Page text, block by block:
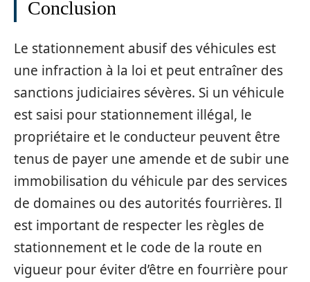
Conclusion
Le stationnement abusif des véhicules est
une infraction à la loi et peut entraîner des
sanctions judiciaires sévères. Si un véhicule
est saisi pour stationnement illégal, le
propriétaire et le conducteur peuvent être
tenus de payer une amende et de subir une
immobilisation du véhicule par des services
de domaines ou des autorités fourrières. Il
est important de respecter les règles de
stationnement et le code de la route en
vigueur pour éviter d’être en fourrière pour